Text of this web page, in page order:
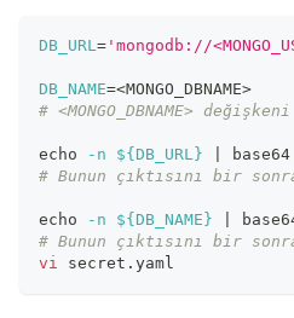
DB_URL = 'mongodb://
DB_NAME=<MONGO_DBNAME>
# <MONGO_DBNAME>
echo -n ${DB_URL}
base64
# Bunun çıktısını bir
echo -n ${DB_NAME}
# Bunun çıktısını bir
vi
secret.yaml